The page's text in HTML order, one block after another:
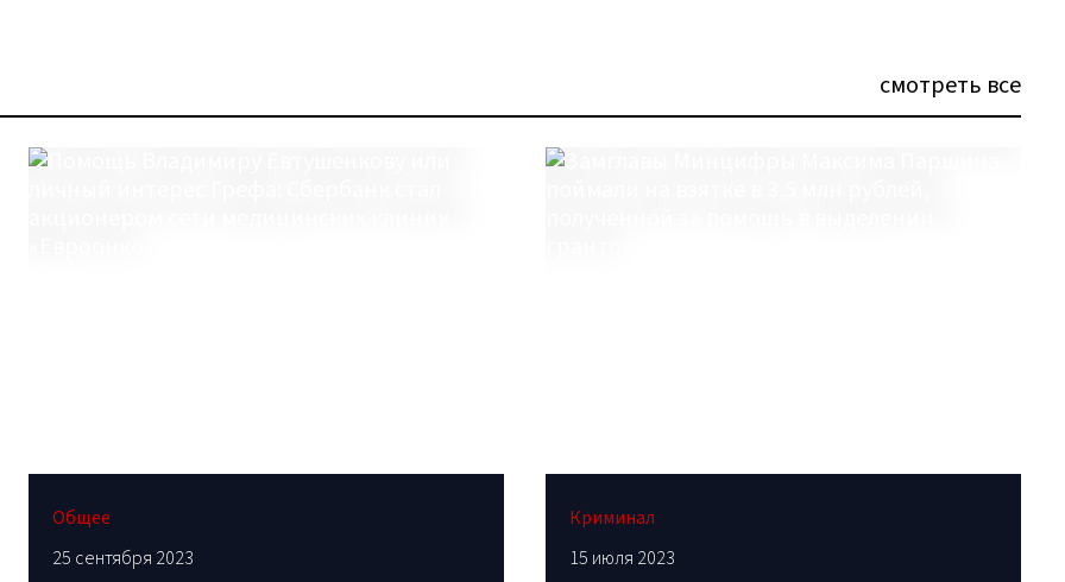
смотреть все
Общее
25 сентября 2023
Криминал
15 июля 2023